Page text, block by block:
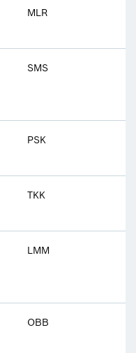
MLR
SMS
PSK
TKK
LMM
OBB